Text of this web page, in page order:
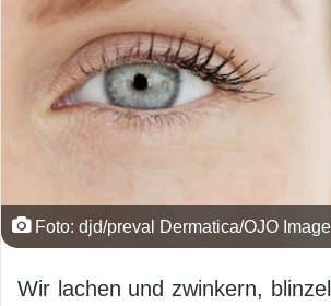
Foto: djd/preval Dermatica/OJO
Wir lachen und zwinkern,